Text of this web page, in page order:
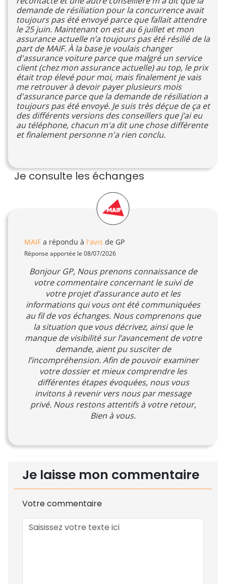
demande de résiliation pour la concurrence avait
toujours pas été envoyé parce que fallait attendre
le 25 juin. Maintenant on est au 6 juillet et mon
assurance actuelle n’a toujours pas été résilié de la
part de MAIF. À la base je voulais changer
d'assurance voiture parce que malgré un service
client (chez mon assurance actuelle) au top, le prix
était trop élevé pour moi, mais finalement je vais
me retrouver à devoir payer plusieurs mois
d'assurance parce que la demande de résiliation a
toujours pas été envoyé. Je suis très déçue de ça et
des différents versions des conseillers que j’ai eu
au téléphone, chacun m'a dit une chose différente
et finalement personne n'a rien conclu.
Je consulte les échanges
MAIF a répondu à l'avis de GP
Réponse apportée le 08/07/2026
Bonjour GP, Nous prenons connaissance de
votre commentaire concernant le suivi de
votre projet d’assurance auto et les
informations qui vous ont été communiquées
au fil de vos échanges. Nous comprenons que
la situation que vous décrivez, ainsi que le
manque de visibilité sur l’avancement de votre
demande, aient pu susciter de
l’incompréhension. Afin de pouvoir examiner
votre dossier et mieux comprendre les
différentes étapes évoquées, nous vous
invitons à revenir vers nous par message
privé. Nous restons attentifs à votre retour,
Bien à vous.
Je laisse mon commentaire
Votre commentaire